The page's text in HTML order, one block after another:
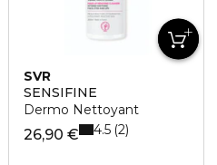
SVR
SENSIFINE
Dermo Nettoyant
26,90 € 4.5 2